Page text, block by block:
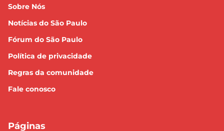
Sobre Nós
Notícias do São Paulo
Fórum do São Paulo
Política de privacidade
Regras da comunidade
Fale conosco
Páginas